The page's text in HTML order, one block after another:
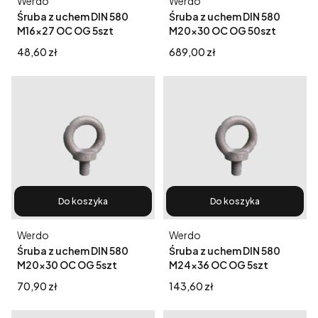
Śruba z uchem DIN 580
M16x27 OC OG 5szt
Cena
48,60 zł
Śruba z uchem DIN 580
M20x30 OC OG 50szt
Cena
689,00 zł
Do koszyka
Śruba z uchem DIN 580
M20x30 OC OG 5szt
Producent
Werdo
Cena
70,90 zł
Do koszyka
Śruba z uchem DIN 580
M24x36 OC OG 5szt
Producent
Werdo
Cena
143,60 zł